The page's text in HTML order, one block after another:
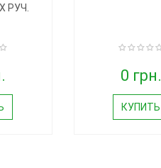
РУЧ.
0 грн.
КУПИТЬ